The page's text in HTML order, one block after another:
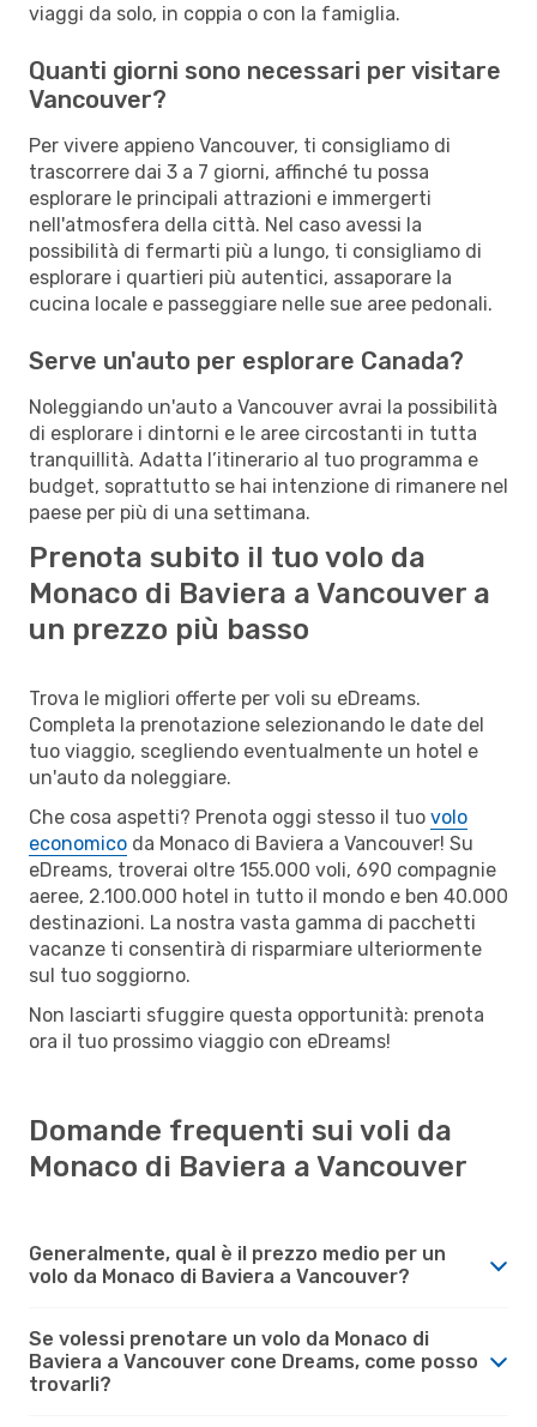
viaggi da solo, in coppia o con la famiglia.
Quanti giorni sono necessari per visitare
Vancouver?
Per vivere appieno Vancouver, ti consigliamo di
trascorrere dai 3 a 7 giorni, affinché tu possa
esplorare le principali attrazioni e immergerti
nell'atmosfera della città. Nel caso avessi la
possibilità di fermarti più a lungo, ti consigliamo di
esplorare i quartieri più autentici, assaporare la
cucina locale e passeggiare nelle sue aree pedonali.
Serve un'auto per esplorare Canada?
Noleggiando un'auto a Vancouver avrai la possibilità
di esplorare i dintorni e le aree circostanti in tutta
tranquillità. Adatta l’itinerario al tuo programma e
budget, soprattutto se hai intenzione di rimanere nel
paese per più di una settimana.
Prenota subito il tuo volo da
Monaco di Baviera a Vancouver a
un prezzo più basso
Trova le migliori offerte per voli su eDreams.
Completa la prenotazione selezionando le date del
tuo viaggio, scegliendo eventualmente un hotel e
un'auto da noleggiare.
Che cosa aspetti? Prenota oggi stesso il tuo volo
economico da Monaco di Baviera a Vancouver! Su
eDreams, troverai oltre 155.000 voli, 690 compagnie
aeree, 2.100.000 hotel in tutto il mondo e ben 40.000
destinazioni. La nostra vasta gamma di pacchetti
vacanze ti consentirà di risparmiare ulteriormente
sul tuo soggiorno.
Non lasciarti sfuggire questa opportunità: prenota
ora il tuo prossimo viaggio con eDreams!
Domande frequenti sui voli da
Monaco di Baviera a Vancouver
Generalmente, qual è il prezzo medio per un
volo da Monaco di Baviera a Vancouver?
Se volessi prenotare un volo da Monaco di
Baviera a Vancouver cone Dreams, come posso
trovarli?